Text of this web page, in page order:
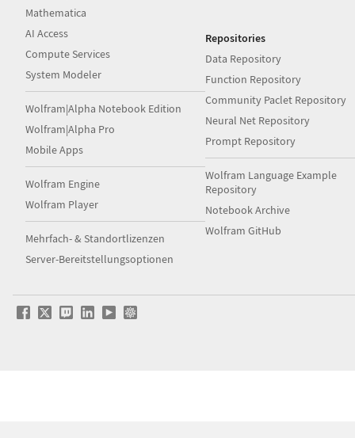
Mathematica
AI Access
Compute Services
System Modeler
Wolfram|Alpha Notebook Edition
Wolfram|Alpha Pro
Mobile Apps
Wolfram Engine
Wolfram Player
Mehrfach- & Standortlizenzen
Server-Bereitstellungsoptionen
Repositories
Data Repository
Function Repository
Community Paclet Repository
Neural Net Repository
Prompt Repository
Wolfram Language Example
Repository
Notebook Archive
Wolfram GitHub